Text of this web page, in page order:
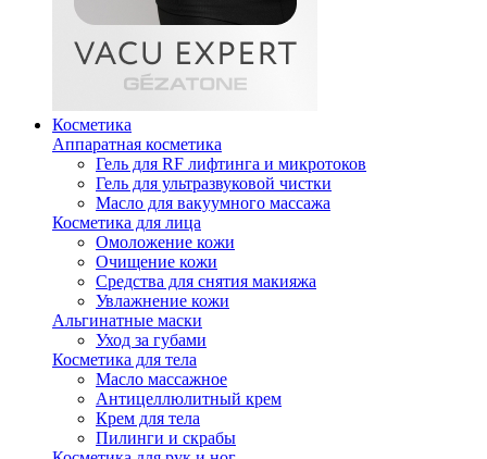
Косметика
Аппаратная косметика
Гель для RF лифтинга и микротоков
Гель для ультразвуковой чистки
Масло для вакуумного массажа
Косметика для лица
Омоложение кожи
Очищение кожи
Средства для снятия макияжа
Увлажнение кожи
Альгинатные маски
Уход за губами
Косметика для тела
Масло массажное
Антицеллюлитный крем
Крем для тела
Пилинги и скрабы